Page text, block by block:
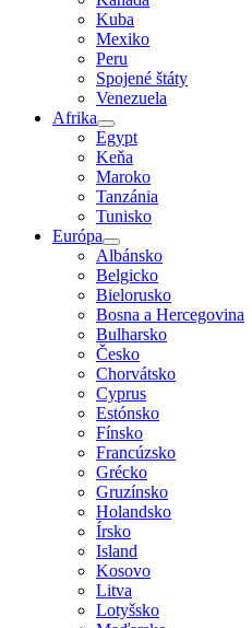
Kuba
Mexiko
Peru
Spojené štáty
Venezuela
Afrika
Egypt
Keňa
Maroko
Tanzánia
Tunisko
Európa
Albánsko
Belgicko
Bielorusko
Bosna a Hercegovina
Bulharsko
Česko
Chorvátsko
Cyprus
Estónsko
Fínsko
Francúzsko
Grécko
Gruzínsko
Holandsko
Írsko
Island
Kosovo
Litva
Lotyšsko